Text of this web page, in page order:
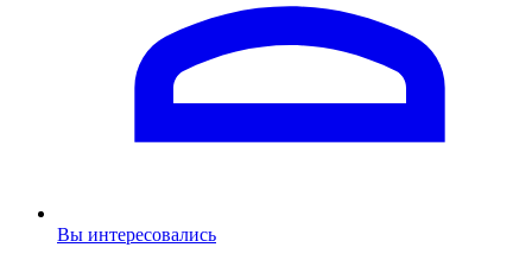
Вы интересовались